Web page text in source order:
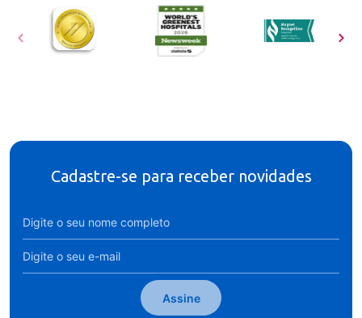
Cadastre-se para receber novidades
Assine